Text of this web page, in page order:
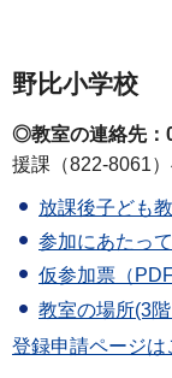
野比小学校
◎教室の連絡先：
援課（822-8061）
放課後子ども
参加にあたっ
仮参加票（
教室の場所(3
登録申請ページは